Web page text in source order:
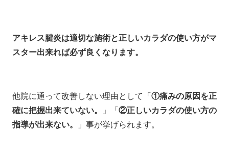
アキレス腱炎は適切な施術と正しいカラダの使い方がマ
スター出来れば必ず良くなります。
他院に通って改善しない理由として「 ①痛みの原因を正
確に把握出来ていない。
」「 ②正しいカラダの使い方の
指導が出来ない。
」事が挙げられます。